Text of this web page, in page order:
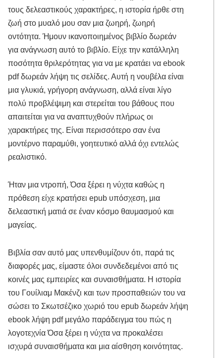
τους δελεαστικούς χαρακτήρες, η ιστορία ήρθε στη
ζωή στο μυαλό μου σαν μια ζωηρή, ζωηρή
οντότητα. Ήμουν ικανοποιημένος βιβλίο δωρεάν
για ανάγνωση αυτό το βιβλίο. Είχε την κατάλληλη
ποσότητα θριλερότητας για να με κρατάει να ebook
pdf δωρεάν λήψη τις σελίδες. Αυτή η νουβέλα είναι
μια γλυκιά, γρήγορη ανάγνωση, αλλά είναι λίγο
πολύ προβλέψιμη και στερείται του βάθους που
απαιτείται για να αναπτυχθούν πλήρως οι
χαρακτήρες της. Είναι περισσότερο σαν ένα
μοντέρνο παραμύθι, γοητευτικό αλλά όχι εντελώς
ρεαλιστικό.
Ήταν μια ντροπή, Όσα ξέρει η νύχτα καθώς η
πρόθεση είχε κρατήσει epub υπόσχεση, μια
δελεαστική ματιά σε έναν κόσμο θαυμασμού και
μαγείας.
Βιβλία σαν αυτό μας υπενθυμίζουν ότι, παρά τις
διαφορές μας, είμαστε όλοι συνδεδεμένοι από τις
κοινές μας εμπειρίες και συναισθήματα. Η ιστορία
του Γουίλιαμ Μακένζι και των προσπαθειών του να
σώσει το Σκωτσέζικο χωριό του epub δωρεάν λήψη
ebook λήψη pdf μεγάλο παράδειγμα του πώς η
λογοτεχνία Όσα ξέρει η νύχτα να προκαλέσει
ισχυρά συναισθήματα και μια αίσθηση κοινότητας.